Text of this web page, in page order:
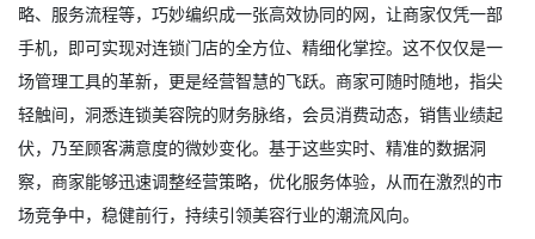
略、服务流程等，巧妙编织成一张高效协同的网，让商家仅凭一部
手机，即可实现对连锁门店的全方位、精细化掌控。这不仅仅是一
场管理工具的革新，更是经营智慧的飞跃。商家可随时随地，指尖
轻触间，洞悉连锁美容院的财务脉络，会员消费动态，销售业绩起
伏，乃至顾客满意度的微妙变化。基于这些实时、精准的数据洞
察，商家能够迅速调整经营策略，优化服务体验，从而在激烈的市
场竞争中，稳健前行，持续引领美容行业的潮流风向。